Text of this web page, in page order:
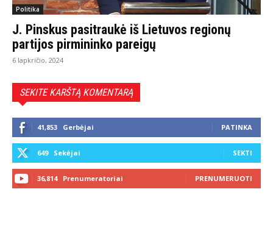
Politika
J. Pinskus pasitraukė iš Lietuvos regionų
partijos pirmininko pareigų
6 lapkričio, 2024
SEKITE KARŠTĄ KOMENTARĄ
41,853 Gerbėjai PATINKA
649 Sekėjai SEKTI
36,814 Prenumeratoriai PRENUMERUOTI